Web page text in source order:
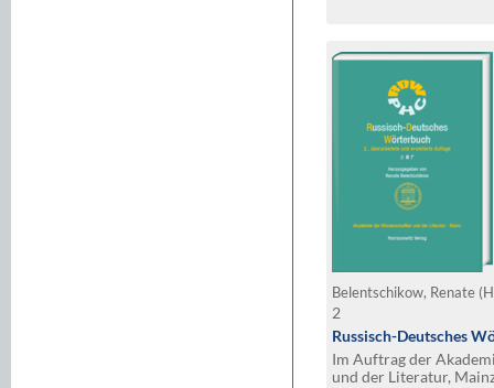
Belentschikow, Renate
2
Russisch-Deutsches
Im Auftrag der
und der Literatur,